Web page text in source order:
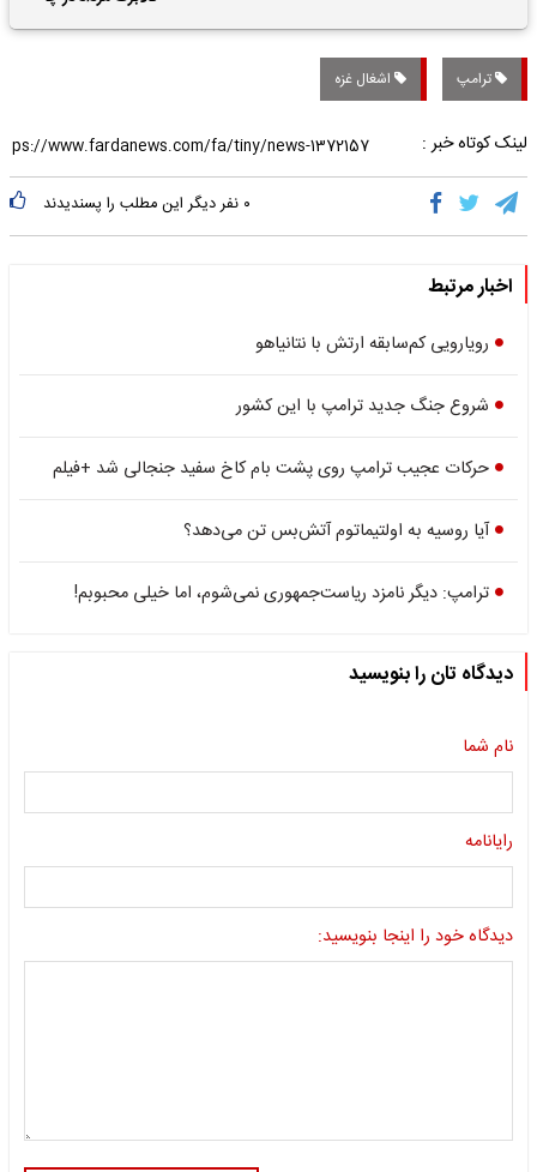
تاریخی واریز خواهد شد؟
ترامپ اشغال غزه
لینک کوتاه خبر :
۰ نفر دیگر این مطلب را پسندیدند
اخبار مرتبط
رویارویی کم‌سابقه ارتش با نتانیاهو
شروع جنگ جدید ترامپ با این کشور
حرکات عجیب ترامپ روی پشت بام کاخ سفید جنجالی شد +فیلم
آیا روسیه به اولتیماتوم آتش‌بس تن می‌دهد؟
ترامپ: دیگر نامزد ریاست‌جمهوری نمی‌شوم، اما خیلی محبوبم!
دیدگاه تان را بنویسید
نام شما
رایانامه
دیدگاه خود را اینجا بنویسید: